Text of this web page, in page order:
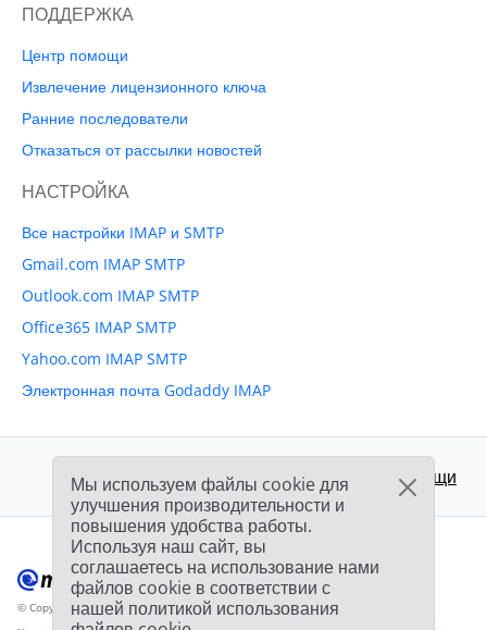
ПОДДЕРЖКА
Центр помощи
Извлечение лицензионного ключа
Ранние последователи
Отказаться от рассылки новостей
НАСТРОЙКА
Все настройки IMAP и SMTP
Gmail.com IMAP SMTP
Outlook.com IMAP SMTP
Office365 IMAP SMTP
Yahoo.com IMAP SMTP
Электронная почта Godaddy IMAP
Поддержка:Центр помощи
© Copyright 2012-2026 Mailbird™Все права защищены.
Мы используем файлы cookie для
улучшения производительности и
повышения удобства работы.
Используя наш сайт, вы
соглашаетесь на использование нами
файлов cookie в соответствии с
нашей политикой использования